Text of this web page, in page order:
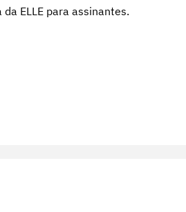
ELLE para assinantes.